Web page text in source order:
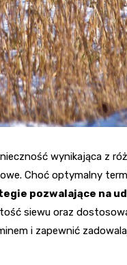
wynikająca z
Choć optymalny
pozwalające na
siewu oraz
i zapewnić